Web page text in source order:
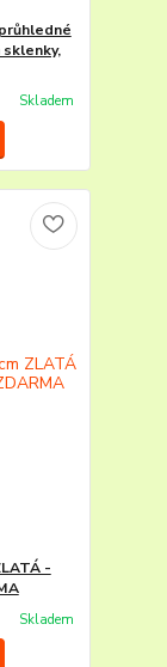
sklenky,
Skladem
-
Skladem